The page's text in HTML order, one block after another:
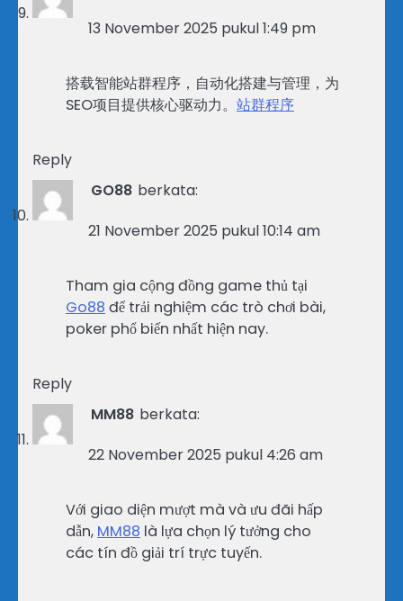
13 November 2025 pukul 1:49 pm
搭载智能站群程序，自动化搭建与管理，为
SEO项目提供核心驱动力。 站群程序
Reply
GO88 berkata:
21 November 2025 pukul 10:14 am
Tham gia cộng đồng game thủ tại
Go88 để trải nghiệm các trò chơi bài,
poker phổ biến nhất hiện nay.
Reply
MM88 berkata:
22 November 2025 pukul 4:26 am
Với giao diện mượt mà và ưu đãi hấp
dẫn, MM88 là lựa chọn lý tưởng cho
các tín đồ giải trí trực tuyến.